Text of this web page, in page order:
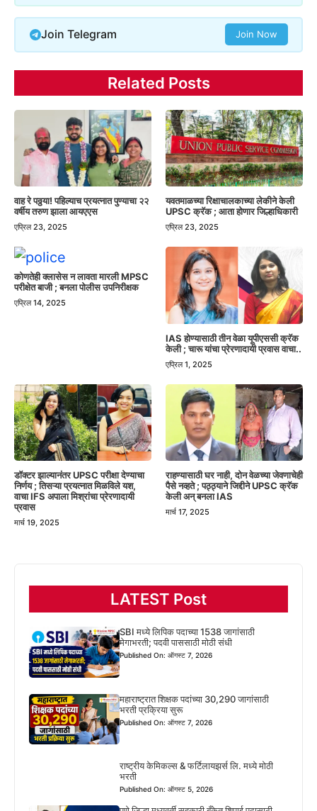
Join Telegram Join Now
Related Posts
वाह रे पठ्ठया! पहिल्याच प्रयत्नात पुण्याचा २२
वर्षीय तरुण झाला आयएएस
एप्रिल 23, 2025
यवतमाळच्या रिक्षाचालकाच्या लेकीने केली
UPSC क्रॅक ; आता होणार जिल्हाधिकारी
एप्रिल 23, 2025
कोणतेही क्लासेस न लावता मारली MPSC
परीक्षेत बाजी ; बनला पोलीस उपनिरीक्षक
एप्रिल 14, 2025
IAS होण्यासाठी तीन वेळा यूपीएससी क्रॅक
केली ; चारू यांचा प्रेरणादायी प्रवास वाचा..
एप्रिल 1, 2025
डॉक्टर झाल्यानंतर UPSC परीक्षा देण्याचा
निर्णय ; तिसऱ्या प्रयत्नात मिळविले यश,
वाचा IFS अपाला मिश्रांचा प्रेरणादायी
प्रवास
मार्च 19, 2025
राहण्यासाठी घर नाही, दोन वेळच्या जेवणाचेही
पैसे नव्हते ; पठ्ठ्याने जिद्दीने UPSC क्रॅक
केली अन् बनला IAS
मार्च 17, 2025
LATEST Post
SBI मध्ये लिपिक पदाच्या 1538 जागांसाठी
मेगाभरती; पदवी पाससाठी मोठी संधी
Published On: ऑगस्ट 7, 2026
महाराष्ट्रात शिक्षक पदांच्या 30,290 जागांसाठी
भरती प्रक्रिया सुरू
Published On: ऑगस्ट 7, 2026
राष्ट्रीय केमिकल्स & फर्टिलायझर्स लि. मध्ये मोठी
भरती
Published On: ऑगस्ट 5, 2026